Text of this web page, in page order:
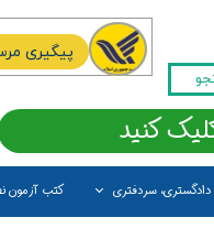
سردفتری کتب آزمون
کنید
پیگیری